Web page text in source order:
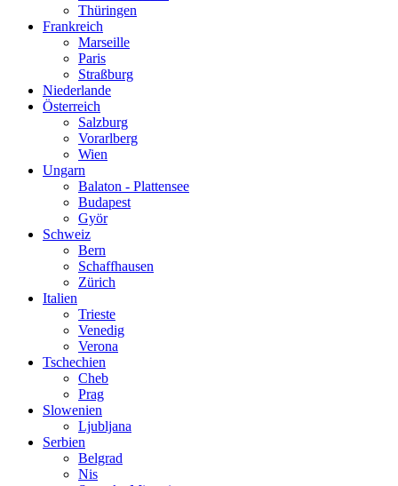
Thüringen
Frankreich
Marseille
Paris
Straßburg
Niederlande
Österreich
Salzburg
Vorarlberg
Wien
Ungarn
Balaton - Plattensee
Budapest
Györ
Schweiz
Bern
Schaffhausen
Zürich
Italien
Trieste
Venedig
Verona
Tschechien
Cheb
Prag
Slowenien
Ljubljana
Serbien
Belgrad
Nis